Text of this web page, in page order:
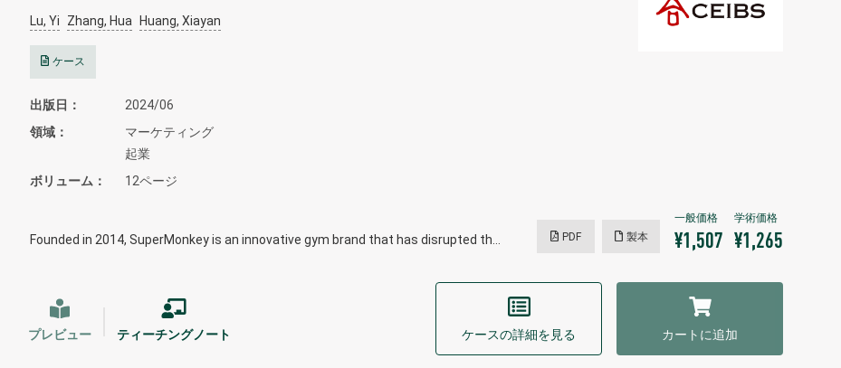
Lu, Yi Zhang, Hua Huang, Xiayan
ケース
出版日
2024/06
領域
マーケティング
起業
ボリューム
12ページ
Founded in 2014, SuperMonkey is an innovative gym brand that has disrupted th… PDF 製本 ¥1,507 ¥1,265
プレビュー ティーチングノート ケースの詳細を見る カートに追加